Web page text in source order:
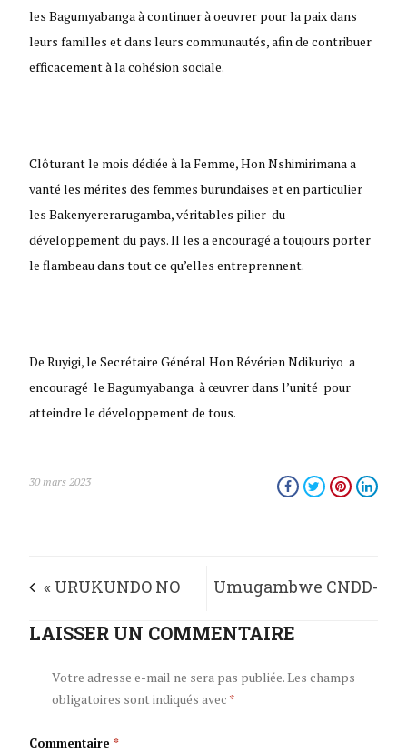
les Bagumyabanga à continuer à oeuvrer pour la paix dans
leurs familles et dans leurs communautés, afin de contribuer
efficacement à la cohésion sociale.
Clôturant le mois dédiée à la Femme, Hon Nshimirimana a
vanté les mérites des femmes burundaises et en particulier
les Bakenyererarugamba, véritables pilier du
développement du pays. Il les a encouragé a toujours porter
le flambeau dans tout ce qu’elles entreprennent.
De Ruyigi, le Secrétaire Général Hon Révérien Ndikuriyo a
encouragé le Bagumyabanga à œuvrer dans l’unité pour
atteindre le développement de tous.
30 mars 2023
« URUKUNDO NO
KUBAHANA
MU MIRYANGO NI
Umugambwe CNDD-
FDD wanaguye
inzego zifasha mu
LAISSER UN COMMENTAIRE
Votre adresse e-mail ne sera pas publiée.Les champs
obligatoires sont indiqués avec *
Commentaire*